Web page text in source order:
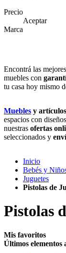
Precio
Aceptar
Marca
Encontrá las mejores
muebles con
tu casa hoy mismo
Muebles y
espacios con
nuestras ofertas
seleccionados y
Inicio
Bebés y
Juguetes
Pistolas de
Pistolas
Mis favoritos
Últimos elementos